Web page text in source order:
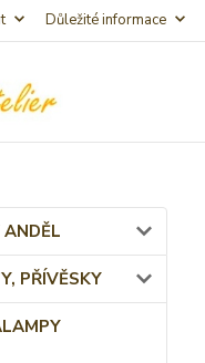
Důležité informace
ANDĚL
PŘÍVĚSKY